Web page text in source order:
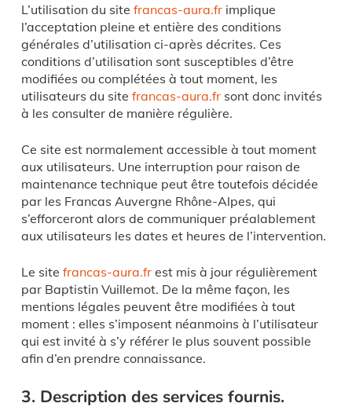
L’utilisation du site francas-aura.frimplique
l’acceptation pleine et entière des conditions
générales d’utilisation ci-après décrites. Ces
conditions d’utilisation sont susceptibles d’être
modifiées ou complétées à tout moment, les
utilisateurs du site francas-aura.frsont donc invités
à les consulter de manière régulière.
Ce site est normalement accessible à tout moment
aux utilisateurs. Une interruption pour raison de
maintenance technique peut être toutefois décidée
par les Francas Auvergne Rhône-Alpes, qui
s’efforceront alors de communiquer préalablement
aux utilisateurs les dates et heures de l’intervention.
Le site francas-aura.frest mis à jour régulièrement
par Baptistin Vuillemot. De la même façon, les
mentions légales peuvent être modifiées à tout
moment : elles s’imposent néanmoins à l’utilisateur
qui est invité à s’y référer le plus souvent possible
afin d’en prendre connaissance.
3. Description des services fournis.